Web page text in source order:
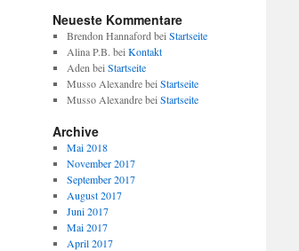
Neueste Kommentare
Brendon Hannaford bei Startseite
Alina P.B. bei Kontakt
Aden bei Startseite
Musso Alexandrebei Startseite
Musso Alexandrebei Startseite
Archive
Mai 2018
November 2017
September 2017
August 2017
Juni 2017
Mai 2017
April 2017